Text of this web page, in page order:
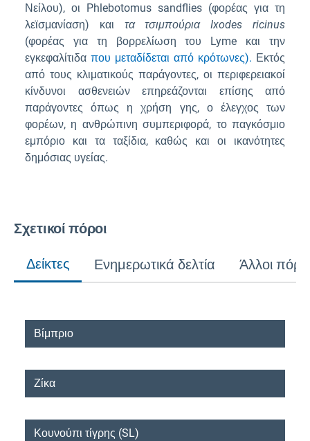
Νείλου), οι Phlebotomus sandflies (φορέας για τη
λεϊσμανίαση) και τα τσιμπούρια Ixodes ricinus
(φορέας για τη βορρελίωση του Lyme και την
εγκεφαλίτιδα που μεταδίδεται από κρότωνες). Εκτός
από τους κλιματικούς παράγοντες, οι περιφερειακοί
κίνδυνοι ασθενειών επηρεάζονται επίσης από
παράγοντες όπως η χρήση γης, ο έλεγχος των
φορέων, η ανθρώπινη συμπεριφορά, το παγκόσμιο
εμπόριο και τα ταξίδια, καθώς και οι ικανότητες
δημόσιας υγείας.
Σχετικοί πόροι
Δείκτες Ενημερωτικά δελτία Άλλοι
Βίμπριο
Ζίκα
Κουνούπι τίγρης (SL)